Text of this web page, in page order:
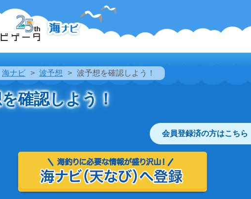
海ナビ 波予想 波予想を確認しよう！
確認しよう！
会員登録済の方はこちら